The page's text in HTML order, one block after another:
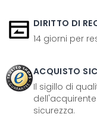
DIRITTO DI
14 giorni per
ACQUISTO
Il sigillo di
sicurezza.